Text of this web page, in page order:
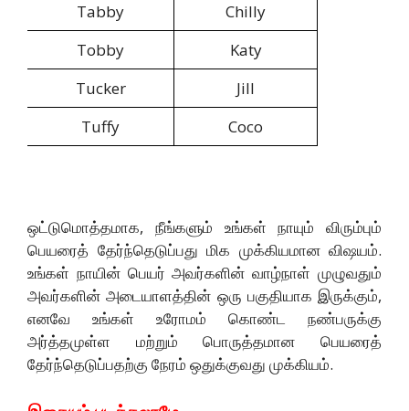
Tabby
Chilly
Tobby
Katy
Tucker
Jill
Tuffy
Coco
ஒட்டுமொத்தமாக, நீங்களும் உங்கள் நாயும் விரும்பும்
பெயரைத் தேர்ந்தெடுப்பது மிக முக்கியமான விஷயம்.
உங்கள் நாயின் பெயர் அவர்களின் வாழ்நாள் முழுவதும்
அவர்களின் அடையாளத்தின் ஒரு பகுதியாக இருக்கும்,
எனவே உங்கள் உரோமம் கொண்ட நண்பருக்கு
அர்த்தமுள்ள மற்றும் பொருத்தமான பெயரைத்
தேர்ந்தெடுப்பதற்கு நேரம் ஒதுக்குவது முக்கியம்.